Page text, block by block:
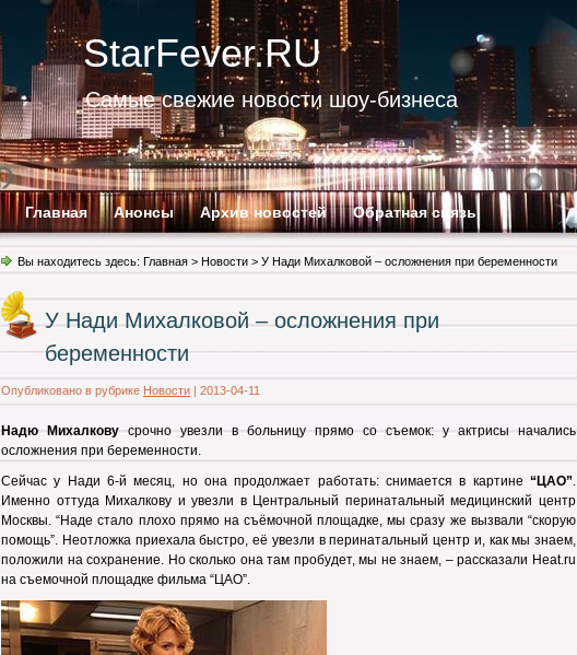
StarFever.RU
Самые свежие новости шоу-бизнеса
Главная Анонсы Архив новостей Обратная связь
Вы находитесь здесь: Главная > Новости > У Нади Михалковой – осложнения при беременности
У Нади Михалковой – осложнения при
беременности
Опубликовано в рубрике Новости | 2013-04-11
Надю Михалкову срочно увезли в больницу прямо со съемок: у актрисы начались
осложнения при беременности.
Сейчас у Нади 6-й месяц, но она продолжает работать: снимается в картине“ЦАО”.
Именно оттуда Михалкову и увезли в Центральный перинатальный медицинский центр
Москвы. “Наде стало плохо прямо на съёмочной площадке, мы сразу же вызвали “скорую
помощь”. Неотложка приехала быстро, её увезли в перинатальный центр и, как мы знаем,
положили на сохранение. Но сколько она там пробудет, мы не знаем, – рассказали Heat.ru
на съемочной площадке фильма “ЦАО”.